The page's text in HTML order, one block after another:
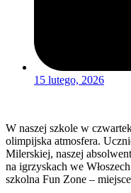
15 lutego, 2026
W naszej szkole w
olimpijska atmosfera.
Milerskiej, naszej
na igrzyskach we
szkolna Fun Zone –